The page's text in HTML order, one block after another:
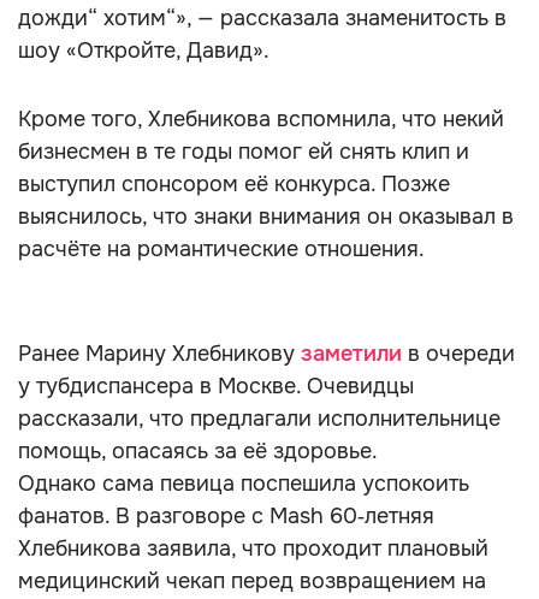
дожди“ хотим“», — рассказала знаменитость в
шоу «Откройте, Давид».
Кроме того, Хлебникова вспомнила, что некий
бизнесмен в те годы помог ей снять клип и
выступил спонсором её конкурса. Позже
выяснилось, что знаки внимания он оказывал в
расчёте на романтические отношения.
Ранее Марину Хлебникову заметили в очереди
у тубдиспансера в Москве. Очевидцы
рассказали, что предлагали исполнительнице
помощь, опасаясь за её здоровье.
Однако сама певица поспешила успокоить
фанатов. В разговоре с Mash 60‑летняя
Хлебникова заявила, что проходит плановый
медицинский чекап перед возвращением на